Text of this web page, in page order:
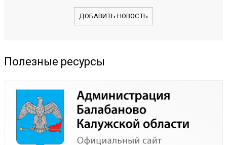
ДОБАВИТЬ НОВОСТЬ
Полезные ресурсы